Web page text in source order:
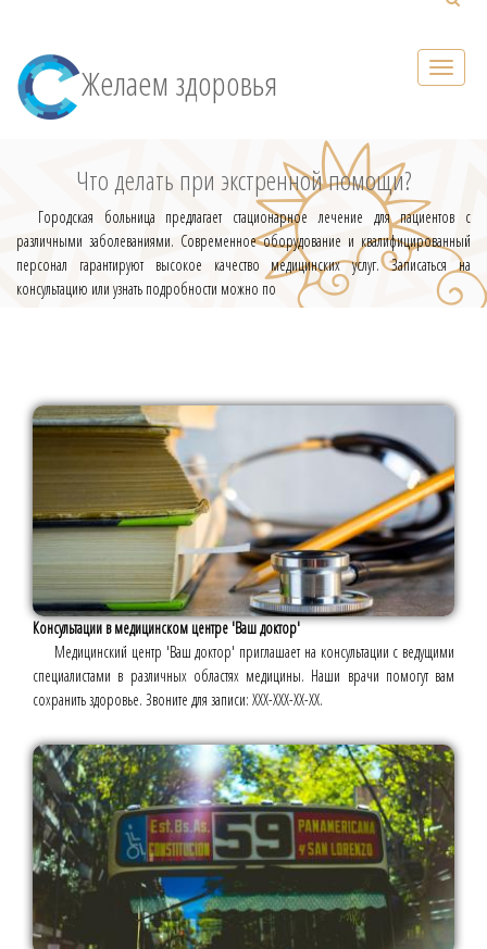
Желаем здоровья
Что делать при экстренной помощи?
Городская больница предлагает стационарное лечение для пациентов с
различными заболеваниями. Современное оборудование и квалифицированный
персонал гарантируют высокое качество медицинских услуг. Записаться на
консультацию или узнать подробности можно по
Консультации в медицинском центре 'Ваш доктор'
Медицинский центр 'Ваш доктор' приглашает на консультации с ведущими
специалистами в различных областях медицины. Наши врачи помогут вам
сохранить здоровье. Звоните для записи: ХХХ-ХХХ-ХХ-ХХ.